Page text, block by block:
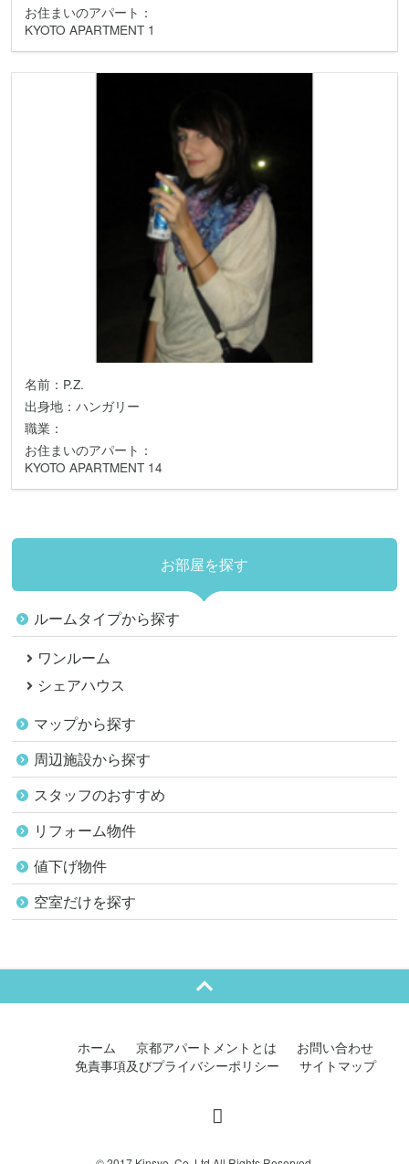
お住まいのアパート：
KYOTO APARTMENT 1
名前：P.Z.
出身地：ハンガリー
職業：
お住まいのアパート：
KYOTO APARTMENT 14
お部屋を探す
ルームタイプから探す
ワンルーム
シェアハウス
マップから探す
周辺施設から探す
スタッフのおすすめ
リフォーム物件
値下げ物件
空室だけを探す
ホーム 京都アパートメントとは
お問い合わせ
免責事項及びプライバシーポリシー
サイトマップ